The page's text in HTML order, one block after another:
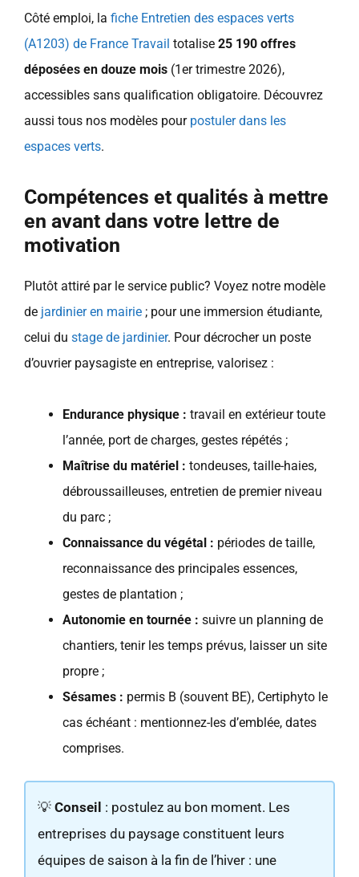
Côté emploi, la fiche Entretien des espaces verts
(A1203) de France Travail totalise 25 190 offres
déposées en douze mois (1er trimestre 2026),
accessibles sans qualification obligatoire. Découvrez
aussi tous nos modèles pour postuler dans les
espaces verts.
Compétences et qualités à mettre
en avant dans votre lettre de
motivation
Plutôt attiré par le service public? Voyez notre modèle
de jardinier en mairie ; pour une immersion étudiante,
celui du stage de jardinier. Pour décrocher un poste
d’ouvrier paysagiste en entreprise, valorisez :
Endurance physique : travail en extérieur toute
l’année, port de charges, gestes répétés ;
Maîtrise du matériel : tondeuses, taille-haies,
débroussailleuses, entretien de premier niveau
du parc ;
Connaissance du végétal : périodes de taille,
reconnaissance des principales essences,
gestes de plantation ;
Autonomie en tournée : suivre un planning de
chantiers, tenir les temps prévus, laisser un site
propre ;
Sésames : permis B (souvent BE), Certiphyto le
cas échéant : mentionnez-les d’emblée, dates
comprises.
💡 Conseil : postulez au bon moment. Les
entreprises du paysage constituent leurs
équipes de saison à la fin de l’hiver : une